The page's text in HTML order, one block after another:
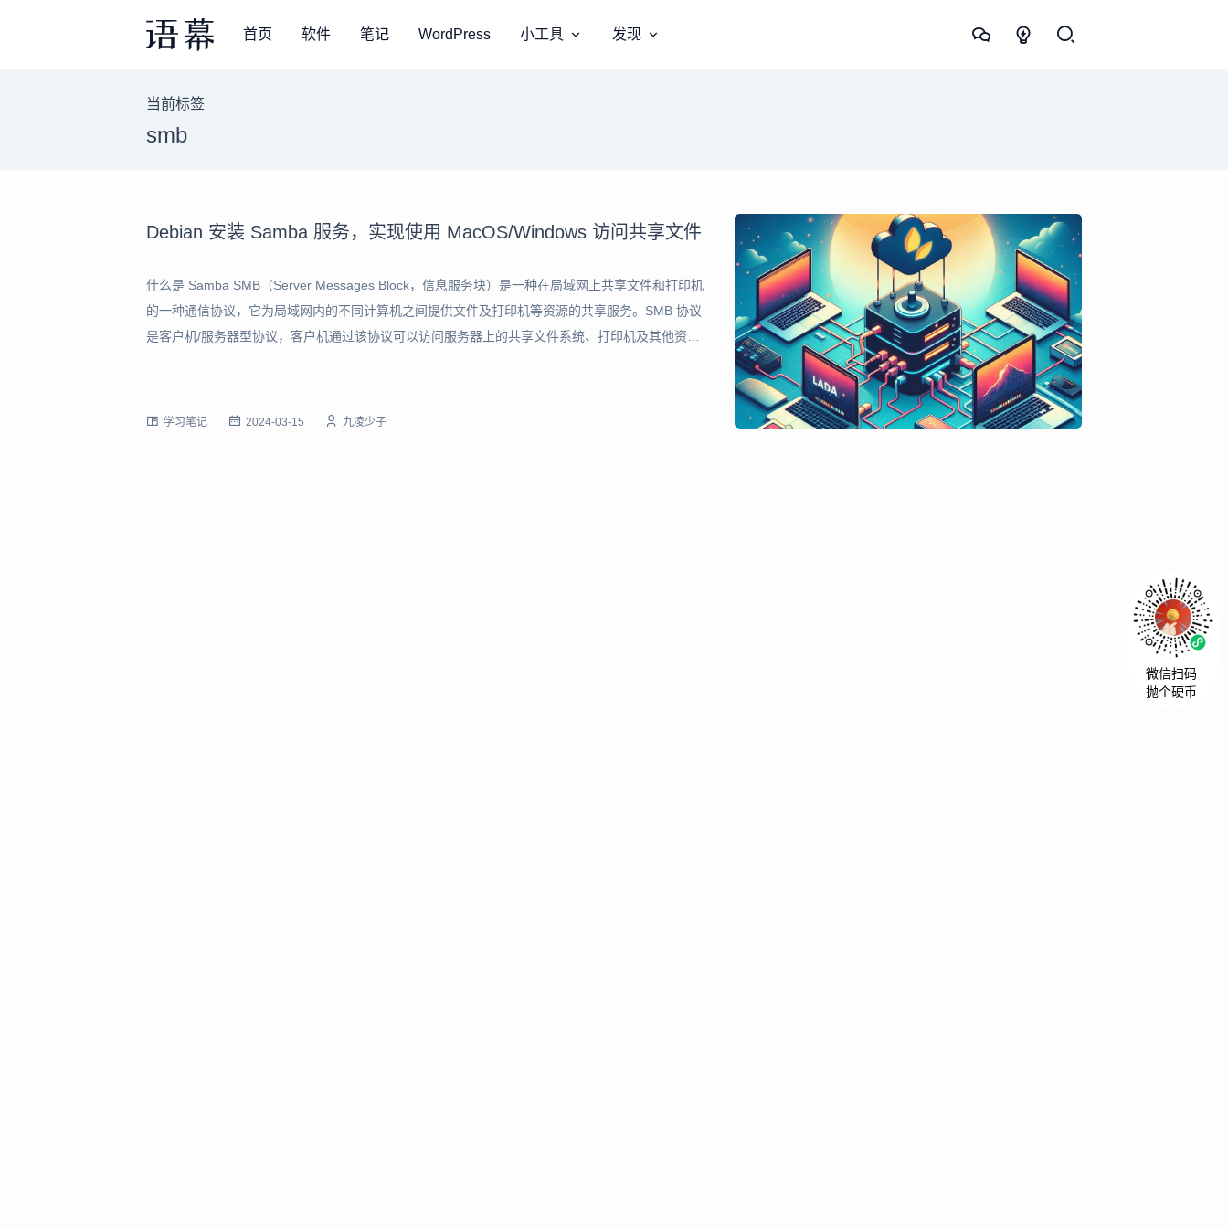
首页 软件 笔记 WordPress 小工具 发现
当前标签
smb
Debian 安装 Samba 服务，实现使用 MacOS/Windows 访问共享文件
什么是 Samba SMB（Server Messages Block，信息服务块）是一种在局域网上共享文件和打印机
的一种通信协议，它为局域网内的不同计算机之间提供文件及打印机等资源的共享服务。SMB 协议
是客户机/服务器型协议，客户机通过该协议可以访问服务器上的共享文件系统、打印机及其他资
学习笔记 2024-03-15 九凌少子
微信扫码
抛个硬币